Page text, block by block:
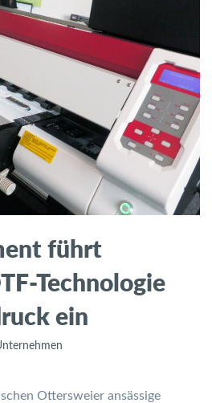
führt
Technologie
ein
Ottersweier ansässige